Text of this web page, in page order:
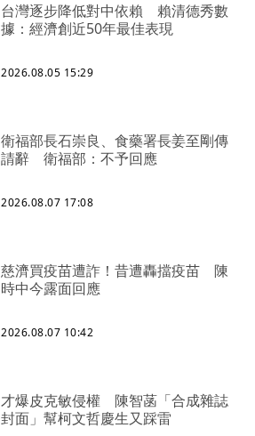
台灣逐步降低對中依賴 賴清德秀數
據：經濟創近50年最佳表現
2026.08.05 15:29
衛福部長石崇良、食藥署長姜至剛傳
請辭 衛福部：不予回應
2026.08.07 17:08
慈濟買疫苗遭詐！昔遭轟擋疫苗 陳
時中今露面回應
2026.08.07 10:42
才爆皮克敏侵權 陳智菡「合成雜誌
封面」幫柯文哲慶生又踩雷